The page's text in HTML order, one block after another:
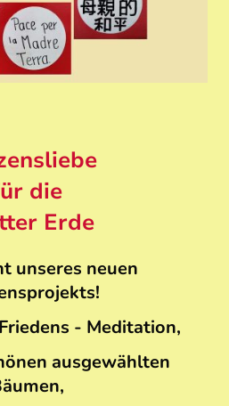
die
Erde
unseres neuen
- Meditation,
ausgewählten